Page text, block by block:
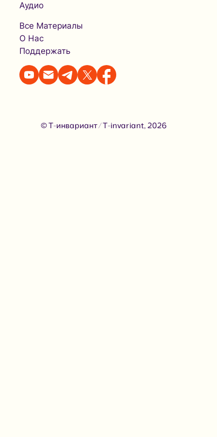
Аудио
Все Материалы
О Нас
Поддержать
© Т-инвариант / T-invariant, 2026